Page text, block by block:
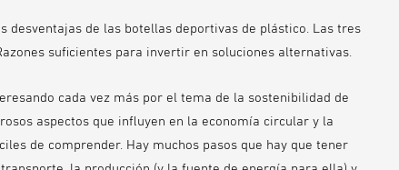
desventajas de las botellas deportivas de plástico. Las tres
suficientes para invertir en soluciones alternativas.
cada vez más por el tema de la sostenibilidad de
aspectos que influyen en la economía circular y la
de comprender. Hay muchos pasos que hay que tener